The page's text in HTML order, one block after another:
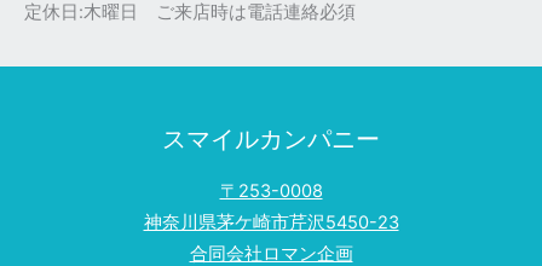
定休日:木曜日 ご来店時は電話連絡必須
スマイルカンパニー
〒253-0008
神奈川県茅ケ崎市芹沢5450-23
合同会社ロマン企画